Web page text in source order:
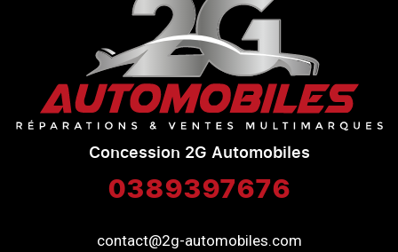
Concession 2G Automobiles
0389397676
contact@2g-automobiles.com